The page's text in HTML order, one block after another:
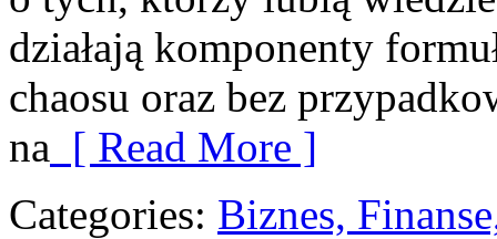
działają komponenty
chaosu oraz bez
na [ Read More ]
Categories: Biznes,